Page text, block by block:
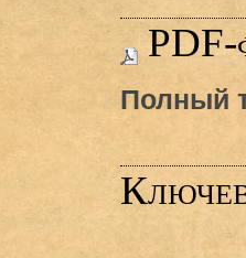
PDF-
Полный